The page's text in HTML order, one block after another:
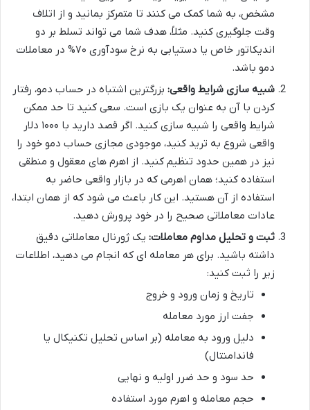
مشخص، به شما کمک می کنند تا متمرکز بمانید و از اتلاف
وقت جلوگیری کنید. مثلاً، هدف شما می تواند تسلط بر دو
اندیکاتور خاص یا دستیابی به نرخ سودآوری ۷۰% در معاملات
دمو باشد.
شبیه سازی شرایط واقعی: بزرگترین اشتباه در حساب دمو، رفتار
کردن با آن به عنوان یک بازی است. سعی کنید تا حد ممکن
شرایط واقعی را شبیه سازی کنید. اگر قصد دارید با ۱۰۰۰ دلار
واقعی شروع به ترید کنید، موجودی مجازی حساب دمو خود را
نیز در همین حدود تنظیم کنید. از اهرم های معقول و منطقی
استفاده کنید؛ همان اهرمی که در بازار واقعی حاضر به
استفاده از آن هستید. این کار باعث می شود که از همان ابتدا،
عادات معاملاتی صحیح را در خود پرورش دهید.
ثبت و تحلیل مداوم معاملات: یک ژورنال معاملاتی دقیق
داشته باشید. برای هر معامله ای که انجام می دهید، اطلاعات
زیر را ثبت کنید:
تاریخ و زمان ورود و خروج
جفت ارز مورد معامله
دلیل ورود به معامله (بر اساس تحلیل تکنیکال یا
فاندامنتال)
حد سود و حد ضرر اولیه و نهایی
حجم معامله و اهرم مورد استفاده